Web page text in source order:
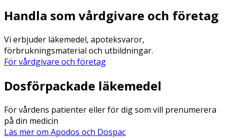
Handla som vårdgivare och företag
Vi erbjuder läkemedel, apoteksvaror,
förbrukningsmaterial och utbildningar.
För vårdgivare och företag
Dosförpackade läkemedel
För vårdens patienter eller för dig som vill prenumerera
på din medicin
Läs mer om Apodos och Dospac